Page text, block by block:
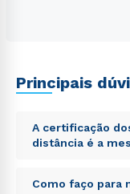
Principais
A certificação
distância é a
Sed ut
Como faço para
Rápido e